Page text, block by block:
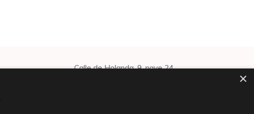
Calle de Holanda, 9, nave 24
×